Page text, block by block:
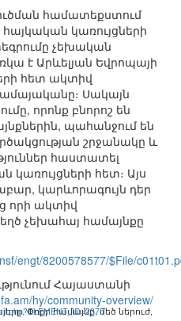
համատեքստում
կառույցների
չեխական
է Արևելյան Եվրոպայի
հետ ակտիվ
Սակայն
որոնք բնորոշ են
պահանջում են
շրջանակը և
հաստատել
կառույցների հետ։ Այս
կարևորագույն դեր
որի ակտիվ
չեխահայ համայնքը
engt/8200578577/$File/
Հայաստանի
hy/community-overview/
Փոքր համայնք, մեծ ներուժ,